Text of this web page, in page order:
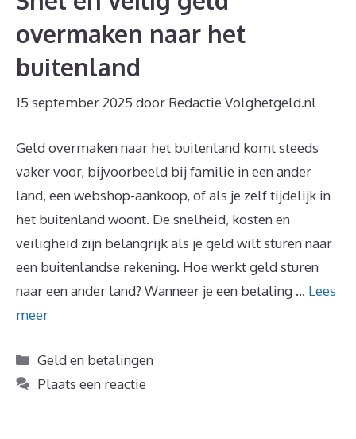
overmaken naar het
buitenland
15 september 2025 door Redactie Volghetgeld.nl
Geld overmaken naar het buitenland komt steeds
vaker voor, bijvoorbeeld bij familie in een ander
land, een webshop-aankoop, of als je zelf tijdelijk in
het buitenland woont. De snelheid, kosten en
veiligheid zijn belangrijk als je geld wilt sturen naar
een buitenlandse rekening. Hoe werkt geld sturen
naar een ander land? Wanneer je een betaling … Lees
meer
Categorieën
Geld en betalingen
Plaats een reactie